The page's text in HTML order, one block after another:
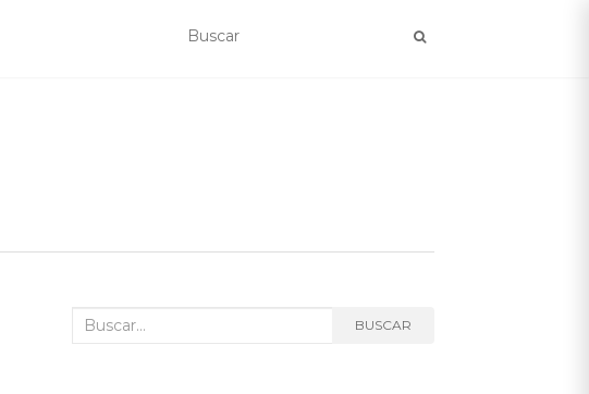
Buscar: BUSCAR